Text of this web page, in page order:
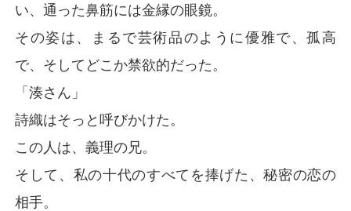
い、通った鼻筋には金縁の眼鏡。
その姿は、まるで芸術品のように優雅で、孤高
で、そしてどこか禁欲的だった。
「湊さん」
詩織はそっと呼びかけた。
この人は、義理の兄。
そして、私の十代のすべてを捧げた、秘密の恋の
相手。